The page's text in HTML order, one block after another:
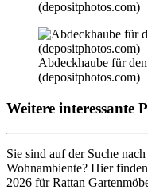
(depositphotos.com)
Abdeckhaube für
(depositphotos.com)
Weitere interessante
Sie sind auf der Suche
Wohnambiente? Hier
2026 für Rattan